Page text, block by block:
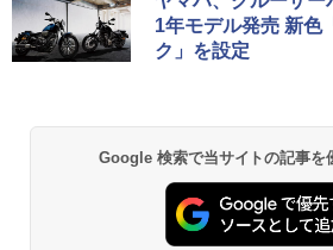
1年モデル発売 新色
ク」を設定
Google 検索で当サイトの記事を